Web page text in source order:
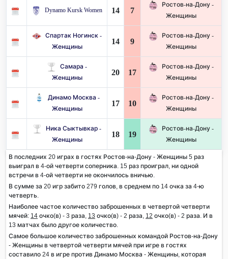
Dynamo Kursk Women 14 7
Ростов-на-Дону -
Женщины
Спартак Ногинск -
Женщины
14 9
Ростов-на-Дону -
Женщины
Самара -
Женщины
20 17
Ростов-на-Дону -
Женщины
Динамо Москва -
Женщины
17 10
Ростов-на-Дону -
Женщины
Ника Сыктывкар -
Женщины
18 19
Ростов-на-Дону -
Женщины
В последних 20 играх в гостях Ростов-на-Дону - Женщины 5 раз
выиграл в 4-ой четверти соперника. 15 раз проиграл, ни одной
встречи в 4-ой четверти не окончилось вничью.
В сумме за 20 игр забито 279 голов, в среднем по 14 очка за 4-ю
четверть.
Наиболее частое количество заброшенных в четвертой четверти
мячей: 14 очко(в) - 3 раза, 13 очко(в) - 2 раза, 12 очко(в) - 2 раза. И в
13 матчах было другое количество.
Самое большое количество заброшенных командой Ростов-на-Дону
- Женщины в четвертой четверти мячей при игре в гостях
составило 24 в игре против Динамо Москва - Женщины, которая